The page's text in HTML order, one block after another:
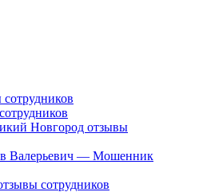
Новгород отзывы
Валерьевич — Мошенник
сотрудников